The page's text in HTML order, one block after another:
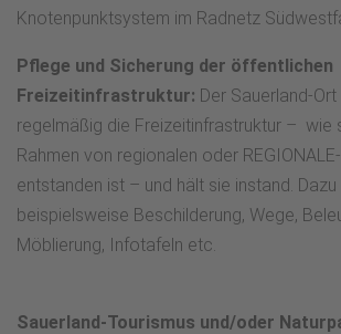
Knotenpunktsystem im Radnetz
Pflege und Sicherung der öffentlichen
Freizeitinfrastruktur: Der Sauerland-
regelmäßig die Freizeitinfrastruktur – wie
Rahmen von regionalen oder
entstanden ist – und hält sie instand.
beispielsweise Beschilderung, Wege,
Möblierung, Infotafeln etc.
Sauerland-Tourismus und/oder